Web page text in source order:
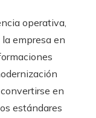
operativa,
empresa en
en
estándares